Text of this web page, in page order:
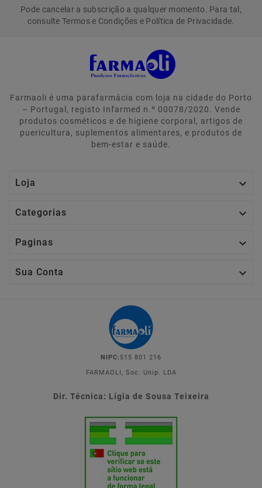
Pode cancelar a subscrição a qualquer momento. Para tal,
consulte Termos e Condições e Política de Privacidade.
Farmaoli é uma parafarmácia com loja na cidade do Porto
– Portugal, registo Infarmed n.º 00078/2020. Vende
produtos cosméticos e de higiene corporal, artigos de
puericultura, suplementos alimentares, e produtos de
bem-estar e saúde.
Loja 
Categorias 
Paginas 
Sua Conta 
NIPC: 515 801 216
FARMAOLI, Soc. Unip. LDA
Dir. Técnica: Lígia de Sousa Teixeira